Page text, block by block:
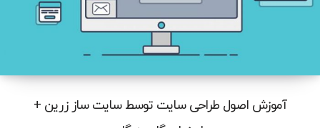
آموزش اصول طراحی سایت توسط سایت ساز زرین +